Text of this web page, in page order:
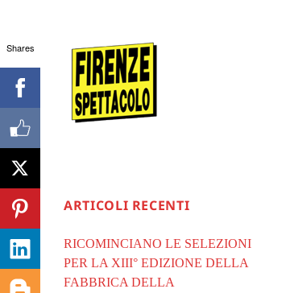
ARTICOLI RECENTI
RICOMINCIANO LE SELEZIONI
PER LA XIII° EDIZIONE DELLA
FABBRICA DELLA
Shares